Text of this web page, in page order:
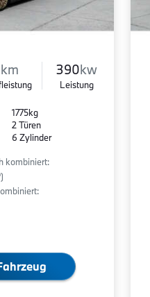
km 390kw
Leistung
1775kg
2 Türen
6 Zylinder
kombiniert: